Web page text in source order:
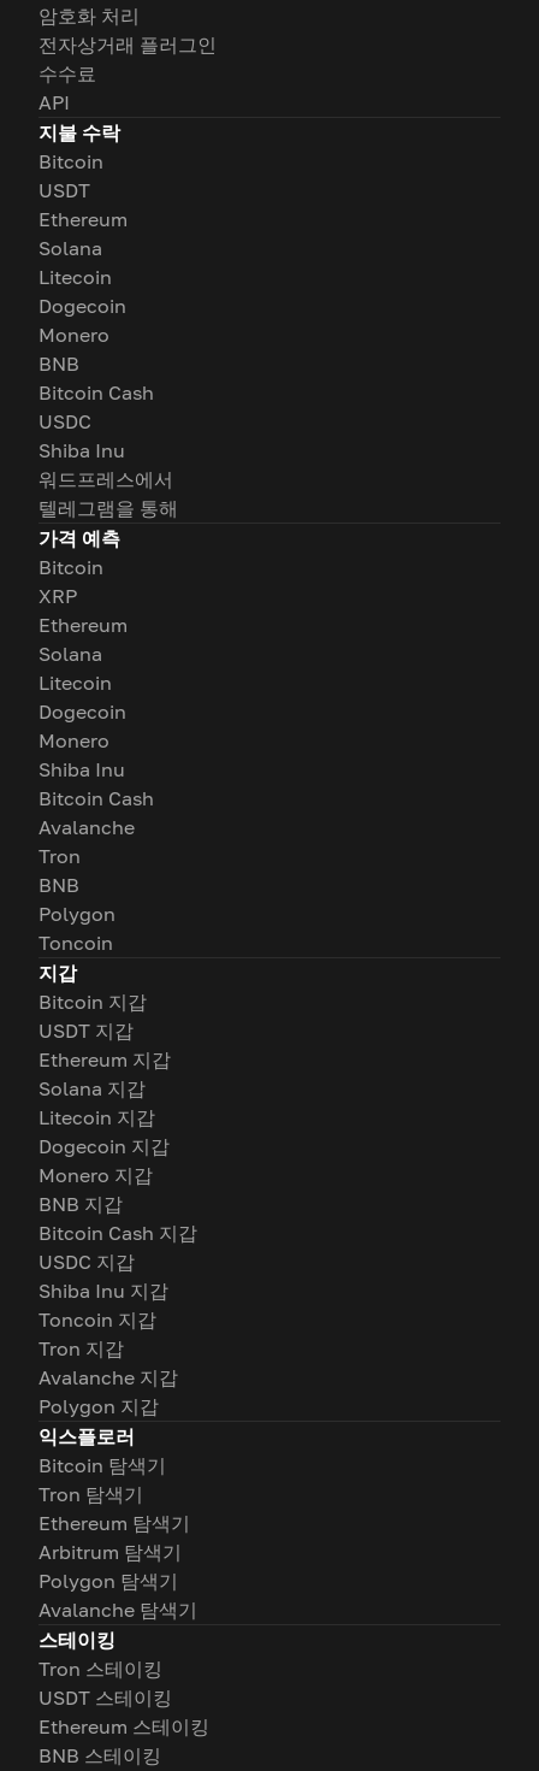
암호화 처리
전자상거래 플러그인
수수료
API
지불 수락
Bitcoin
USDT
Ethereum
Solana
Litecoin
Dogecoin
Monero
BNB
Bitcoin Cash
USDC
Shiba Inu
워드프레스에서
텔레그램을 통해
가격 예측
Bitcoin
XRP
Ethereum
Solana
Litecoin
Dogecoin
Monero
Shiba Inu
Bitcoin Cash
Avalanche
Tron
BNB
Polygon
Toncoin
지갑
Bitcoin 지갑
USDT 지갑
Ethereum 지갑
Solana 지갑
Litecoin 지갑
Dogecoin 지갑
Monero 지갑
BNB 지갑
Bitcoin Cash 지갑
USDC 지갑
Shiba Inu 지갑
Toncoin 지갑
Tron 지갑
Avalanche 지갑
Polygon 지갑
익스플로러
Bitcoin 탐색기
Tron 탐색기
Ethereum 탐색기
Arbitrum 탐색기
Polygon 탐색기
Avalanche 탐색기
스테이킹
Tron 스테이킹
USDT 스테이킹
Ethereum 스테이킹
BNB 스테이킹